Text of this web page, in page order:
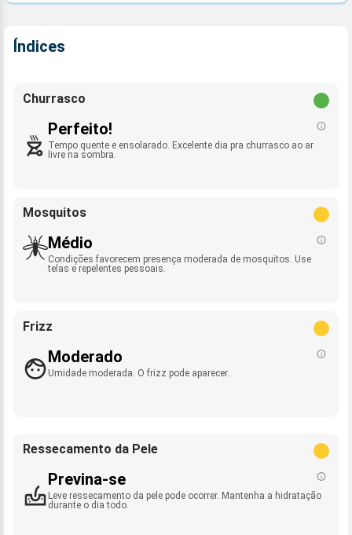
Índices
Churrasco
Perfeito!
Tempo quente e ensolarado. Excelente dia pra churrasco ao ar
livre na sombra.
Mosquitos
Médio
Condições favorecem presença moderada de mosquitos. Use
telas e repelentes pessoais.
Frizz
Moderado
Umidade moderada. O frizz pode aparecer.
Ressecamento da Pele
Previna-se
Leve ressecamento da pele pode ocorrer. Mantenha a hidratação
durante o dia todo.